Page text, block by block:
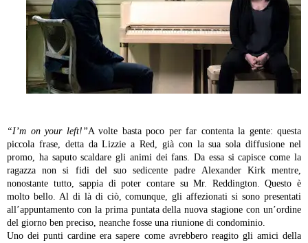
“I’m on your left!”A volte basta poco per far contenta la gente: questa
piccola frase, detta da Lizzie a Red, già con la sua sola diffusione nel
promo, ha saputo scaldare gli animi dei fans. Da essa si capisce come la
ragazza non si fidi del suo sedicente padre Alexander Kirk mentre,
nonostante tutto, sappia di poter contare su Mr. Reddington. Questo è
molto bello. Al di là di ciò, comunque, gli affezionati si sono presentati
all’appuntamento con la prima puntata della nuova stagione con un’ordine
del giorno ben preciso, neanche fosse una riunione di condominio.
Uno dei punti cardine era sapere come avrebbero reagito gli amici della